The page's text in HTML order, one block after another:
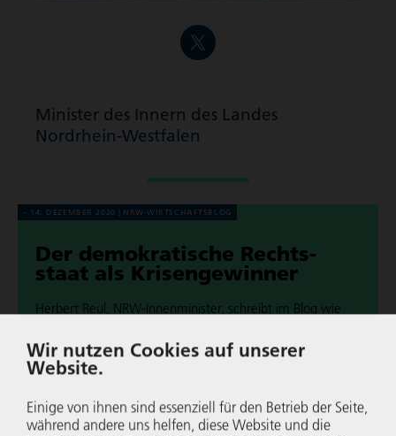
Minister des Innern des Landes
Nordrhein-Westfalen
14. DEZEMBER 2020 NRW-WIRT­SCHAFTS­BLOG
Der demo­kra­ti­sche Rechts­
staat als Krisen­ge­winner
Herbert Reul, NRW-Innen­mi­nis­ter, schreibt im Blog wie
gemein­wohl­ori­en­tiert agiert.
Wir nutzen Cookies auf unserer
Website.
Einige von ihnen sind essenziell für den Betrieb der Seite,
während andere uns helfen, diese Website und die